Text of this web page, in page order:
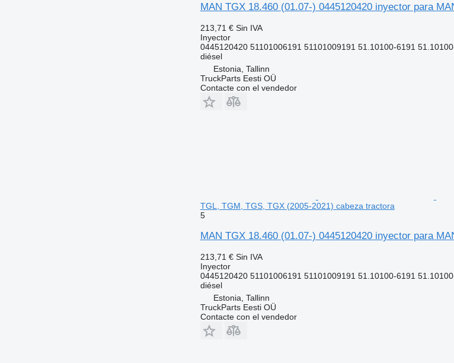
MAN TGX 18.460 (01.07-) 0445120420 inyector para
213,71 € Sin IVA
Inyector
0445120420 51101006191 51101009191 51.10100-6191
diésel
Estonia, Tallinn
TruckParts Eesti OÜ
Contacte con el vendedor
TGL, TGM, TGS, TGX (2005-2021) cabeza tractora
5
MAN TGX 18.460 (01.07-) 0445120420 inyector para
213,71 € Sin IVA
Inyector
0445120420 51101006191 51101009191 51.10100-6191
diésel
Estonia, Tallinn
TruckParts Eesti OÜ
Contacte con el vendedor